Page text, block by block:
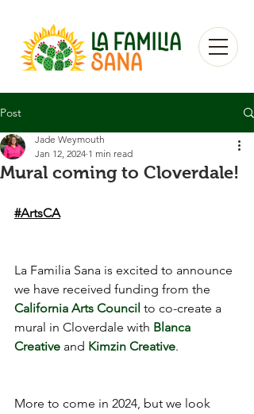
Post
Mural coming to Cloverdale!
Jade Weymouth
Jan 12, 2024 1 min read
#ArtsCA
La Familia Sana is excited to announce
we have received funding from the
California Arts Council to co-create a
mural in Cloverdale with Blanca
Creative and Kimzin Creative.
More to come in 2024, but we look